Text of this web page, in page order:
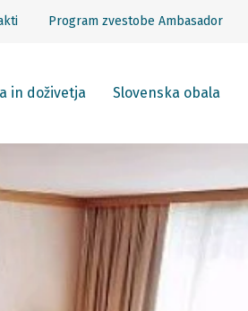
Program zvestobe Ambasador
in doživetja Slovenska obala